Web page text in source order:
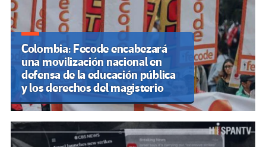
Colombia: Fecode encabezará
una movilización nacional en
defensa de la educación pública
y los derechos del magisterio